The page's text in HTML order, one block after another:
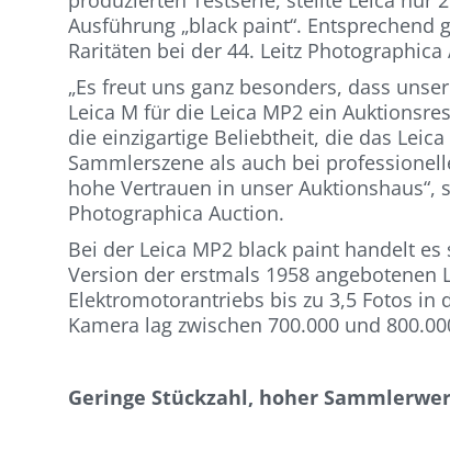
Ausführung „black paint“.
Raritäten bei der 44. Leitz
„Es freut uns ganz besonders, dass
Leica M für die Leica MP2 ein
die einzigartige Beliebtheit, die das
Sammlerszene als auch bei
hohe Vertrauen in unser Auktionshaus“,
Photographica Auction.
Bei der Leica MP2 black paint handelt
Version der erstmals 1958 angebotenen
Elektromotorantriebs bis zu 3,5 Fotos in
Kamera lag zwischen 700.000 und
Geringe Stückzahl, hoher